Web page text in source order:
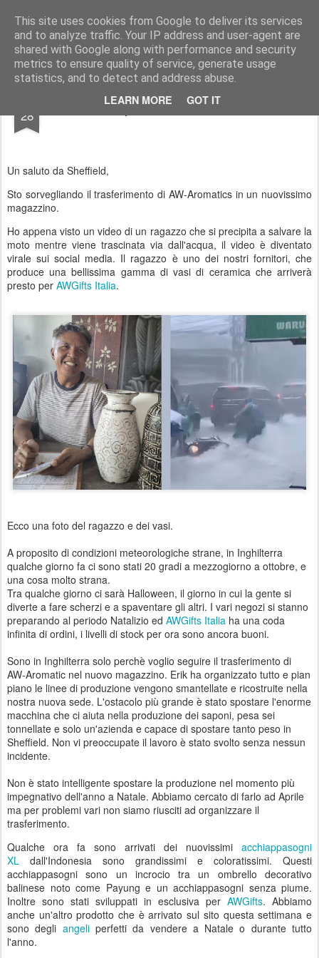
This site uses cookies from Google to deliver its services
and to analyze traffic. Your IP address and user-agent are
shared with Google along with performance and security
metrics to ensure quality of service, generate usage
statistics, and to detect and address abuse.
LEARN MORE GOT IT
AWGifts Italia
Home
28 Un spaventoso Halloween
Un saluto da Sheffield,
Sto sorvegliando il trasferimento di AW-Aromatics in un nuovissimo
magazzino.
Ho appena visto un video di un ragazzo che si precipita a salvare la
moto mentre viene trascinata via dall'acqua, il video è diventato
virale sui social media. Il ragazzo è uno dei nostri fornitori, che
produce una bellissima gamma di vasi di ceramica che arriverà
presto per AWGifts Italia.
Ecco una foto del ragazzo e dei vasi.
A proposito di condizioni meteorologiche strane, in Inghilterra
qualche giorno fa ci sono stati 20 gradi a mezzogiorno a ottobre, e
una cosa molto strana.
Tra qualche giorno ci sarà Halloween, il giorno in cui la gente si
diverte a fare scherzi e a spaventare gli altri. I vari negozi si stanno
preparando al periodo Natalizio ed AWGifts Italia ha una coda
infinita di ordini, i livelli di stock per ora sono ancora buoni.
Sono in Inghilterra solo perchè voglio seguire il trasferimento di
AW-Aromatic nel nuovo magazzino. Erik ha organizzato tutto e pian
piano le linee di produzione vengono smantellate e ricostruite nella
nostra nuova sede. L'ostacolo più grande è stato spostare l'enorme
macchina che ci aiuta nella produzione dei saponi, pesa sei
tonnellate e solo un'azienda e capace di spostare tanto peso in
Sheffield. Non vi preoccupate il lavoro è stato svolto senza nessun
incidente.
Non è stato intelligente spostare la produzione nel momento più
impegnativo dell'anno a Natale. Abbiamo cercato di farlo ad Aprile
ma per problemi vari non siamo riusciti ad organizzare il
trasferimento.
Qualche ora fa sono arrivati dei nuovissimi acchiappasogni
XL dall'Indonesia sono grandissimi e coloratissimi. Questi
acchiappasogni sono un incrocio tra un ombrello decorativo
balinese noto come Payung e un acchiappasogni senza piume.
Inoltre sono stati sviluppati in esclusiva per AWGifts. Abbiamo
anche un'altro prodotto che è arrivato sul sito questa settimana e
sono degli angeliperfetti da vendere a Natale o durante tutto
l'anno.